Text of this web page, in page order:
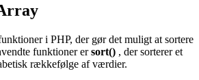
i PHP, der gør det muligt at sortere
funktioner ersort() , der sorterer et
rækkefølge af værdier.